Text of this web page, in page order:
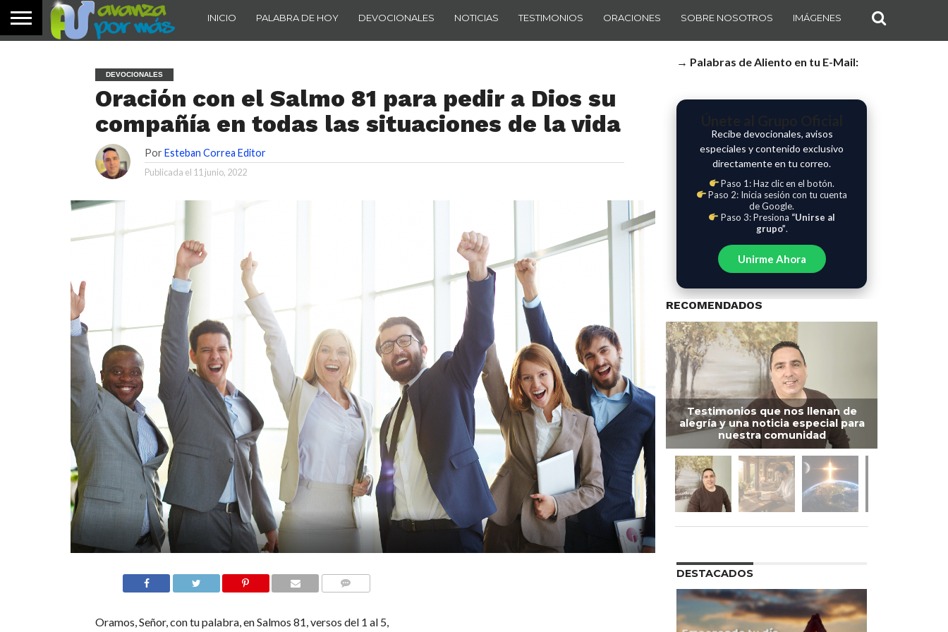
INICIO PALABRA DE HOY DEVOCIONALES NOTICIAS TESTIMONIOS ORACIONES SOBRE NOSOTROS IMÁGENES
DEVOCIONALES
Oración con el Salmo 81 para pedir a Dios su
compañía en todas las situaciones de la vida
Por Esteban Correa Editor
Publicada el 11 junio, 2022
Oramos, Señor, con tu palabra, en Salmos 81, versos del 1 al 5,
→ Palabras de Aliento en tu E-Mail:
Recibe devocionales, avisos
especiales y contenido exclusivo
directamente en tu correo.
Paso 1: Haz clic en el botón.
Paso 2: Inicia sesión con tu cuenta
de Google.
Paso 3: Presiona “Unirse al
grupo”.
Unirme Ahora
RECOMENDADOS
Testimonios que nos llenan de
alegría y una noticia especial para
nuestra comunidad
DESTACADOS